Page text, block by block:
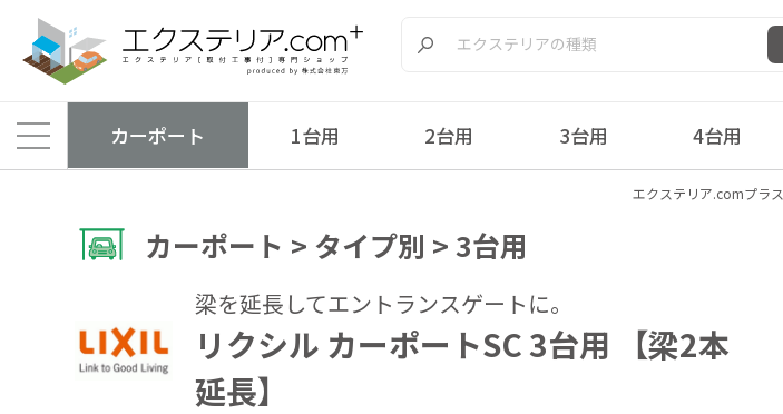
カーポート 1台用 2台用 3台用 4台用
エクステリア.comプラス
カーポート > タイプ別 > 3台用
梁を延長してエントランスゲートに。
リクシル カーポートSC 3台用 【梁2本
延長】